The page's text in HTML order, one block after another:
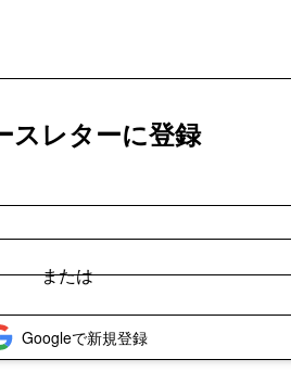
スレターに登録
Googleで新規登録